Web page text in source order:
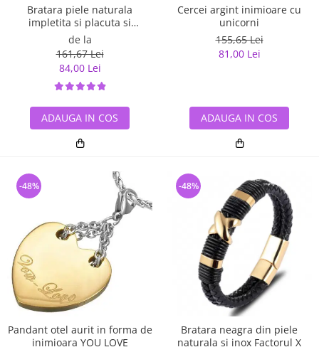
Bratara piele naturala
impletita si placuta si
inchizatoare din inox
de la
161,67 Lei
84,00 Lei
ADAUGA IN COS
Cercei argint inimioare cu
unicorni
155,65 Lei
81,00 Lei
ADAUGA IN COS
Pandant otel aurit in forma de
inimioara YOU LOVE
-48%
Bratara neagra din piele
naturala si inox Factorul X
-48%